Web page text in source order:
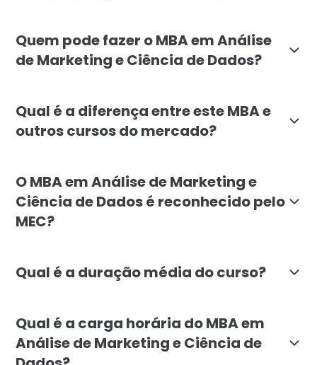
Quem pode fazer o MBA em Análise
de Marketing e Ciência de Dados?
Qual é a diferença entre este MBA e
outros cursos do mercado?
O MBA em Análise de Marketing e
Ciência de Dados é reconhecido pelo
MEC?
Qual é a duração média do curso?
Qual é a carga horária do MBA em
Análise de Marketing e Ciência de